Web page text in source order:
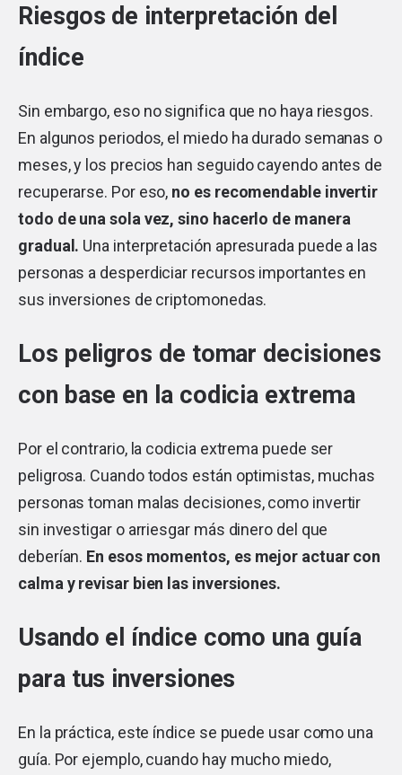
Riesgos de interpretación del
índice
Sin embargo, eso no significa que no haya riesgos.
En algunos periodos, el miedo ha durado semanas o
meses, y los precios han seguido cayendo antes de
recuperarse. Por eso, no es recomendable invertir
todo de una sola vez, sino hacerlo de manera
gradual. Una interpretación apresurada puede a las
personas a desperdiciar recursos importantes en
sus inversiones de criptomonedas.
Los peligros de tomar decisiones
con base en la codicia extrema
Por el contrario, la codicia extrema puede ser
peligrosa. Cuando todos están optimistas, muchas
personas toman malas decisiones, como invertir
sin investigar o arriesgar más dinero del que
deberían. En esos momentos, es mejor actuar con
calma y revisar bien las inversiones.
Usando el índice como una guía
para tus inversiones
En la práctica, este índice se puede usar como una
guía. Por ejemplo, cuando hay mucho miedo,